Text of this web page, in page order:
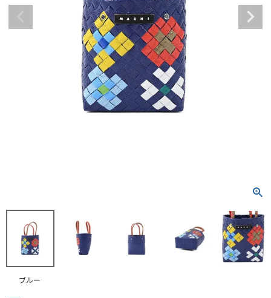
はじめてご利用の方へ
お問い合わせ
ブルー